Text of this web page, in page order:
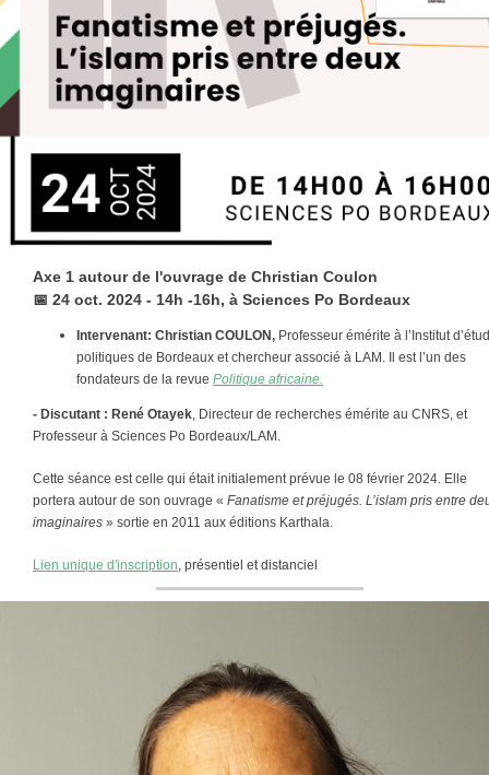
Axe 1 autour de l'ouvrage de Christian Coulon
📅 24 oct. 2024 - 14h -16h, à Sciences Po Bordeaux
Intervenant: Christian COULON, Professeur émérite à l’Institut
politiques de Bordeaux et chercheur associé à LAM. Il est l’un des
fondateurs de la revue Politique africaine.
- Discutant : René Otayek, Directeur de recherches émérite au CNRS, et
Professeur à Sciences Po Bordeaux/LAM.
Cette séance est celle qui était initialement prévue le 08 février 2024. Elle
portera autour de son ouvrage « Fanatisme et préjugés. L’islam pris entre
imaginaires » sortie en 2011 aux éditions Karthala.
Lien unique d'inscription, présentiel et distanciel